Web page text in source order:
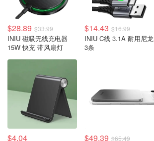
$28.89 $33.99
INIU 磁吸无线充电器
15W 快充 带风扇灯
$14.43 $16.99
INIU C线 3.1A 耐用尼龙
3条
$4.04 $49.39 $65.49